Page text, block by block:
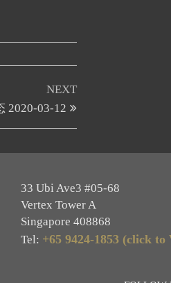
Next
Post
NEXT
2020-03-12
33 Ubi Ave3 #05-68
Vertex Tower A
Singapore 408868
Tel: +65 9424-1853 (click to